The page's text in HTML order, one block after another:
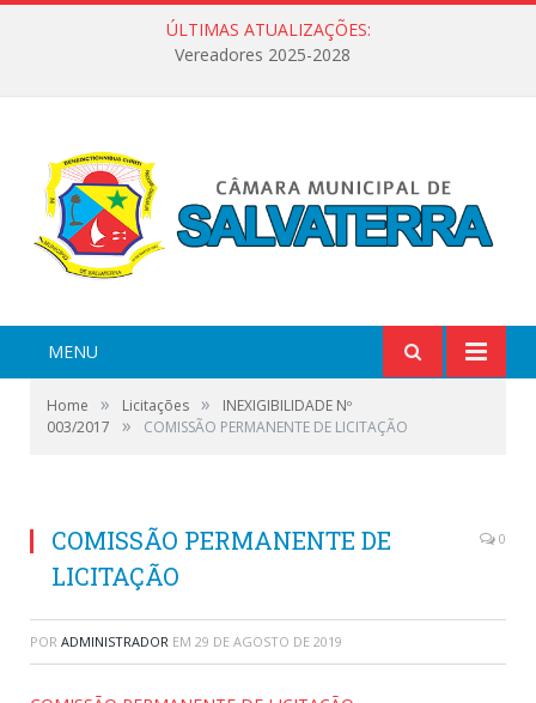
ÚLTIMAS ATUALIZAÇÕES:
Vereadores 2025-2028
MENU
Home » Licitações »
INEXIGIBILIDADE Nº
003/2017
» COMISSÃO PERMANENTE DE LICITAÇÃO
COMISSÃO PERMANENTE DE
LICITAÇÃO
0
POR ADMINISTRADOR EM 29 DE AGOSTO DE 2019